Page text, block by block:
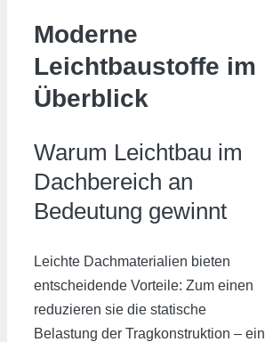
Moderne
Leichtbaustoffe im
Überblick
Warum Leichtbau im
Dachbereich an
Bedeutung gewinnt
Leichte Dachmaterialien bieten
entscheidende Vorteile: Zum einen
reduzieren sie die statische
Belastung der Tragkonstruktion – ein